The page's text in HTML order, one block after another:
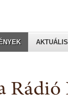
AKTUÁLIS